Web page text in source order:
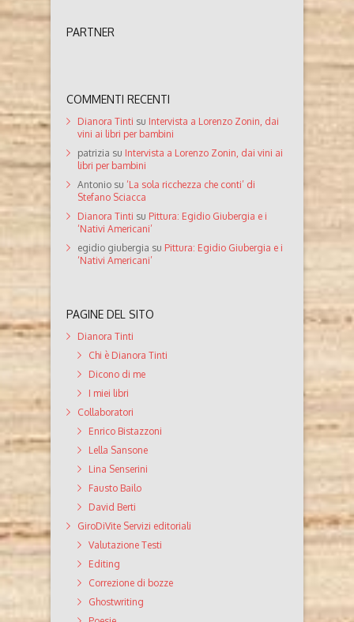
PARTNER
COMMENTI RECENTI
Dianora Tinti su Intervista a Lorenzo Zonin, dai
vini ai libri per bambini
patrizia su Intervista a Lorenzo Zonin, dai vini ai
libri per bambini
Antonio su ‘La sola ricchezza che conti’ di
Stefano Sciacca
Dianora Tinti su Pittura: Egidio Giubergia e i
‘Nativi Americani’
egidio giubergia su Pittura: Egidio Giubergia e i
‘Nativi Americani’
PAGINE DEL SITO
Dianora Tinti
Chi è Dianora Tinti
Dicono di me
I miei libri
Collaboratori
Enrico Bistazzoni
Lella Sansone
Lina Senserini
Fausto Bailo
David Berti
GiroDiVite Servizi editoriali
Valutazione Testi
Editing
Correzione di bozze
Ghostwriting